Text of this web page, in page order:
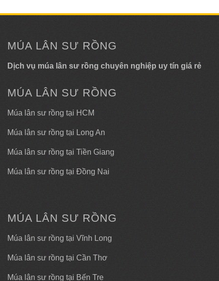
MÚA LÂN SƯ RỒNG
Dịch vụ múa lân sư rồng chuyên nghiệp uy tín giá rẻ
MÚA LÂN SƯ RỒNG
Múa lân sư rồng tại HCM
Múa lân sư rồng tại Long An
Múa lân sư rồng tại Tiền Giang
Múa lân sư rồng tại Đồng Nai
MÚA LÂN SƯ RỒNG
Múa lân sư rồng tại Vĩnh Long
Múa lân sư rồng tại Cần Thơ
Múa lân sư rồng tại Bến Tre